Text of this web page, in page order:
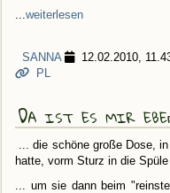
weiterlesen
SANNA 12.02.2010,
PL
Da ist es mir
... die schöne große Dose,
hatte, vorm Sturz in die Spüle
... um sie dann beim